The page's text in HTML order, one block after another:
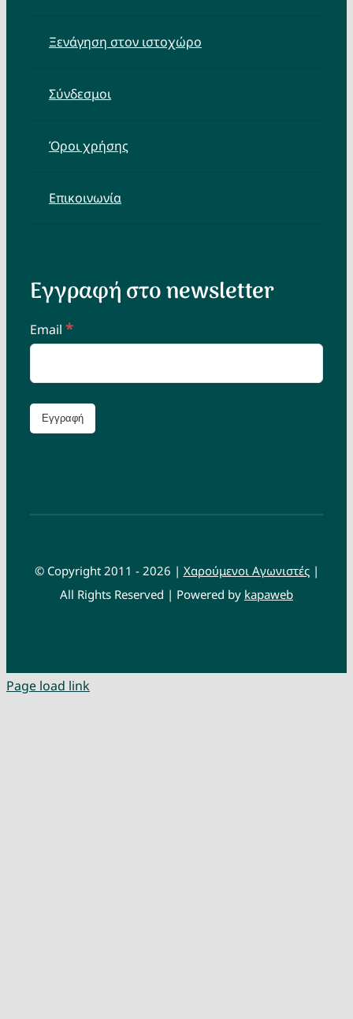
Ξενάγηση στον ιστοχώρο
Σύνδεσμοι
Όροι χρήσης
Επικοινωνία
Εγγραφή στο newsletter
Email *
© Copyright 2011 - 2026 | Χαρούμενοι Αγωνιστές|
All Rights Reserved | Powered by kapaweb
Page load link